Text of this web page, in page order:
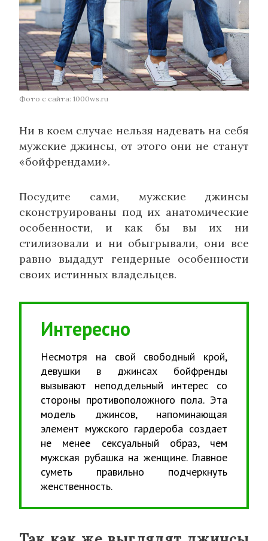
Фото с сайта: 1000ws.ru
Ни в коем случае нельзя надевать на себя
мужские джинсы, от этого они не станут
«бойфрендами».
Посудите сами, мужские джинсы
сконструированы под их анатомические
особенности, и как бы вы их ни
стилизовали и ни обыгрывали, они все
равно выдадут гендерные особенности
своих истинных владельцев.
Интересно
Несмотря на свой свободный крой,
девушки в джинсах бойфренды
вызывают неподдельный интерес со
стороны противоположного пола. Эта
модель джинсов, напоминающая
элемент мужского гардероба создает
не менее сексуальный образ, чем
мужская рубашка на женщине. Главное
суметь правильно подчеркнуть
женственность.